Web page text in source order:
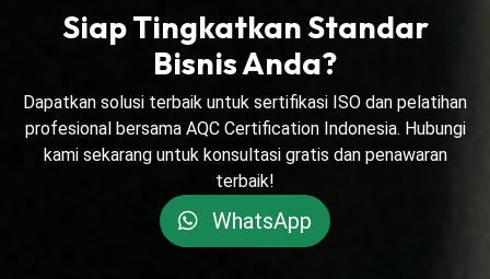
Siap Tingkatkan Standar
Bisnis Anda?
Dapatkan solusi terbaik untuk sertifikasi ISO dan pelatihan
profesional bersama AQC Certification Indonesia. Hubungi
kami sekarang untuk konsultasi gratis dan penawaran
terbaik!
WhatsApp